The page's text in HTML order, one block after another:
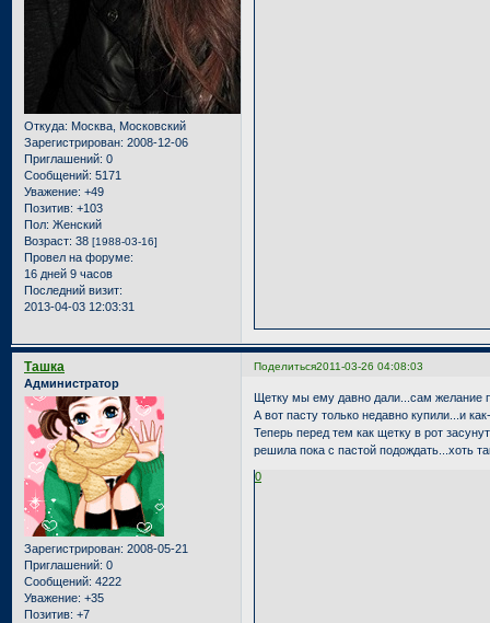
Откуда: Москва, Московский
Зарегистрирован: 2008-12-06
Приглашений: 0
Сообщений: 5171
Уважение: +49
Позитив: +103
Пол: Женский
Возраст: 38 [1988-03-16]
Провел на форуме:
16 дней 9 часов
Последний визит:
2013-04-03 12:03:31
Поделиться2011-03-26 04:08:03
Ташка
Администратор
Зарегистрирован: 2008-05-21
Приглашений: 0
Сообщений: 4222
Уважение: +35
Позитив: +7
Щетку мы ему давно дали...сам желание
А вот пасту только недавно купили...и
Теперь перед тем как щетку в рот
решила пока с пастой подождать...хоть
0